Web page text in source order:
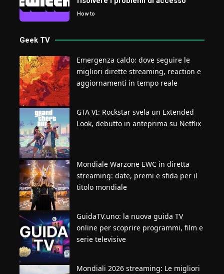
How to
Geek TV
Emergenza caldo: dove seguire le
migliori dirette streaming, reaction e
aggiornamenti in tempo reale
GTA VI: Rockstar svela un Extended
Look, debutto in anteprima su Netflix
Mondiale Warzone EWC in diretta
streaming: date, premi e sfida per il
titolo mondiale
GuidaTV.uno: la nuova guida TV
online per scoprire programmi, film e
serie televisive
Mondiali 2026 streaming: Le migliori